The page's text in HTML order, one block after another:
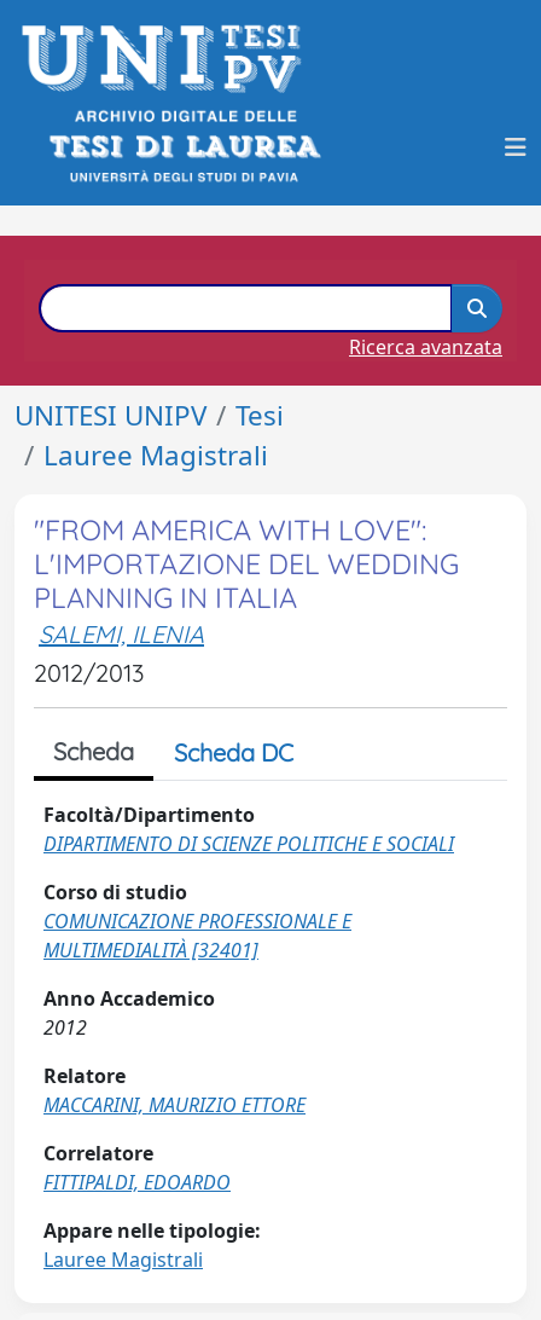
Ricerca avanzata
UNITESI UNIPV
Tesi
Lauree Magistrali
"FROM AMERICA WITH LOVE":
L'IMPORTAZIONE DEL WEDDING
PLANNING IN ITALIA
SALEMI, ILENIA
2012/2013
Scheda Scheda DC
Facoltà/Dipartimento
DIPARTIMENTO DI SCIENZE POLITICHE E SOCIALI
Corso di studio
COMUNICAZIONE PROFESSIONALE E
MULTIMEDIALITÀ [32401]
Anno Accademico
2012
Relatore
MACCARINI, MAURIZIO ETTORE
Correlatore
FITTIPALDI, EDOARDO
Appare nelle tipologie:
Lauree Magistrali